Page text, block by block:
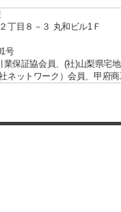
丁目８－３ 丸和ビル1Ｆ
号
業保証協会員、(社)山梨県宅
ネットワーク）会員、甲府